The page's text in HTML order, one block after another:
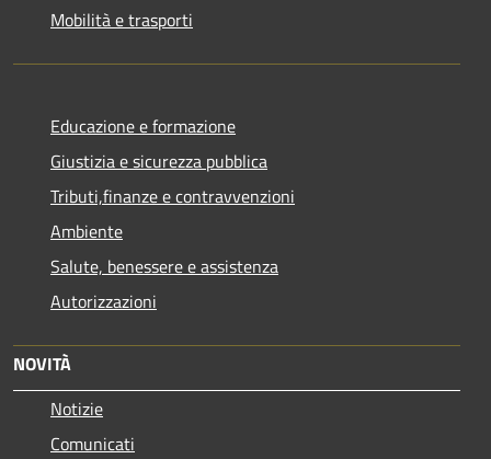
Mobilità e trasporti
Educazione e formazione
Giustizia e sicurezza pubblica
Tributi,finanze e contravvenzioni
Ambiente
Salute, benessere e assistenza
Autorizzazioni
NOVITÀ
Notizie
Comunicati